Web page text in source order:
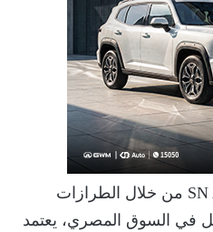
وأضاف: “تطرحSN Automotive من خلال الطرازات
في السوق المصري، يعتمد